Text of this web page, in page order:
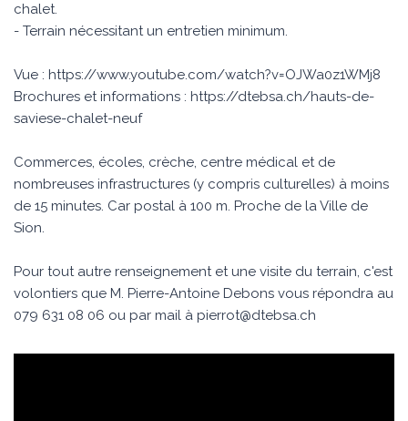
chalet.
- Terrain nécessitant un entretien minimum.
Vue : https://www.youtube.com/watch?v=OJWa0z1WMj8
Brochures et informations : https://dtebsa.ch/hauts-de-
saviese-chalet-neuf
Commerces, écoles, crèche, centre médical et de
nombreuses infrastructures (y compris culturelles) à moins
de 15 minutes. Car postal à 100 m. Proche de la Ville de
Sion.
Pour tout autre renseignement et une visite du terrain, c'est
volontiers que M. Pierre-Antoine Debons vous répondra au
079 631 08 06 ou par mail à pierrot@dtebsa.ch